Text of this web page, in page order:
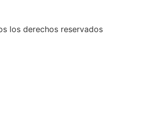
los derechos reservados